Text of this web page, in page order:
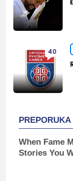
40
When Fame
Stories You